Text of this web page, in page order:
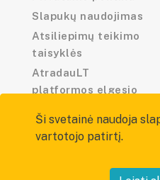
Slapukų naudojimas
Atsiliepimų teikimo
taisyklės
AtradauLT
platformos elgesio
Ši svetainė naudoja
vartotojo patirtį.